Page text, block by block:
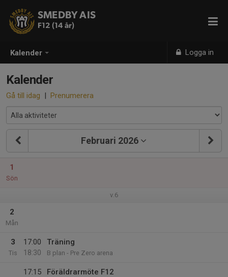
Kalender Logga in
SMEDBY AIS
F12 (14 år)
Kalender
Gå till idag | Prenumerera
Februari 2026
1
Sön
v.6
2
Mån
3
Tis
17:00
18:30
Träning
B plan - Pre Zero arena
17:15
Föräldrarmöte F12